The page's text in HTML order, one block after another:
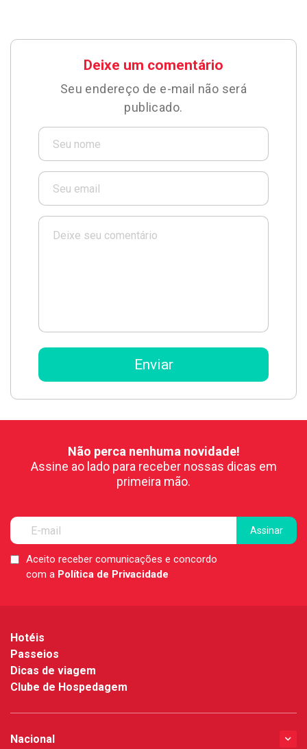
Deixe um comentário
Seu endereço de e-mail não será
publicado.
Não perca nenhuma novidade!
Assine ao lado para receber nossas dicas em
primeira mão.
LGPDAceito receber comunicações e concordo
com a Política de Privacidade
Hotéis
Passeios
Dicas de viagem
Clube de Hospedagem
Nacional